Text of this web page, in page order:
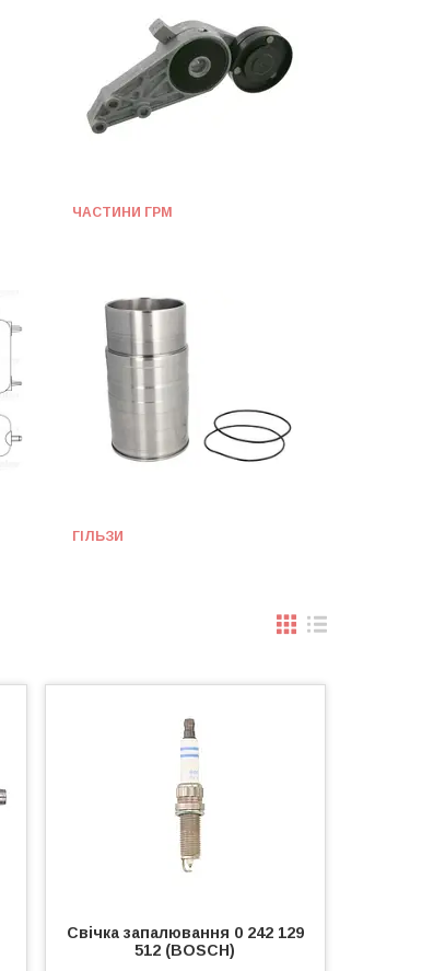
ЧАСТИНИ ГРМ
ГІЛЬЗИ
Свічка запалювання 0 242 129
512 (BOSCH)